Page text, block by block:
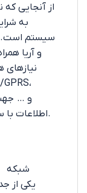
از آنجایی
به
سیستم است.
و آریا
نیازهای
اطلاعات با سیستم مرکزی، طراحی و پیاده‌سازی نماید.
شبکه